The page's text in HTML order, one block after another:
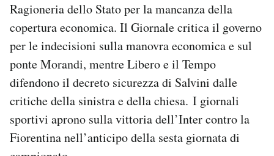
CALENDARIO
AREA PERSONALE
Area Personale
Newsletter
Notifiche mobile
Regala il Post
Hai bisogno di aiuto?
Ragioneria dello Stato per la mancanza della
copertura economica. Il Giornale critica il governo
per le indecisioni sulla manovra economica e sul
ponte Morandi, mentre Libero e il Tempo
difendono il decreto sicurezza di Salvini dalle
critiche della sinistra e della chiesa. I giornali
sportivi aprono sulla vittoria dell’Inter contro la
Fiorentina nell’anticipo della sesta giornata di